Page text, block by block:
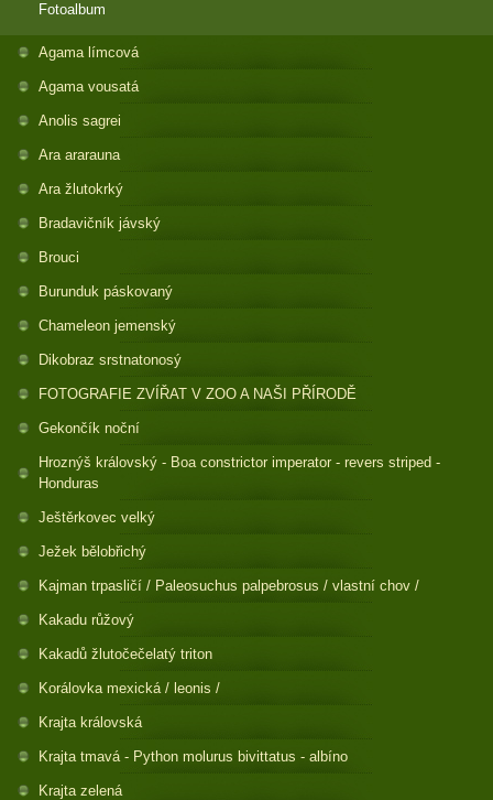
Fotoalbum
Agama límcová
Agama vousatá
Anolis sagrei
Ara ararauna
Ara žlutokrký
Bradavičník jávský
Brouci
Burunduk páskovaný
Chameleon jemenský
Dikobraz srstnatonosý
FOTOGRAFIE ZVÍŘAT V ZOO A NAŠI PŘÍRODĚ
Gekončík noční
Hroznýš královský - Boa constrictor imperator - revers striped -
Honduras
Ještěrkovec velký
Ježek bělobřichý
Kajman trpasličí / Paleosuchus palpebrosus / vlastní chov /
Kakadu růžový
Kakadů žlutočečelatý triton
Korálovka mexická / leonis /
Krajta královská
Krajta tmavá - Python molurus bivittatus - albíno
Krajta zelená